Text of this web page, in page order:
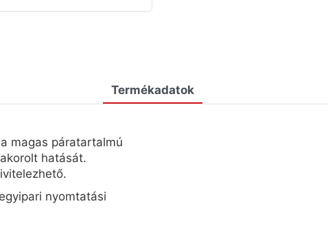
Termékadatok
magas páratartalmú
​​hatását.